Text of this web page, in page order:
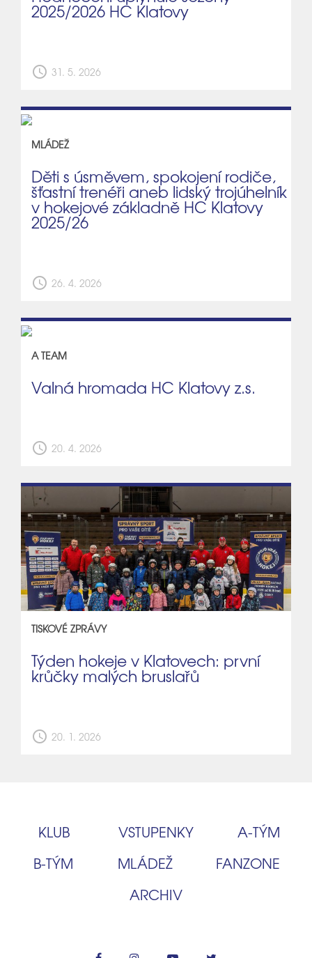
2025/2026 HC Klatovy
schedule 31. 5. 2026
MLÁDEŽ
Děti s úsměvem, spokojení rodiče,
šťastní trenéři aneb lidský trojúhelník
v hokejové základně HC Klatovy
2025/26
schedule 26. 4. 2026
A TEAM
Valná hromada HC Klatovy z.s.
schedule 20. 4. 2026
TISKOVÉ ZPRÁVY
Týden hokeje v Klatovech: první
krůčky malých bruslařů
schedule 20. 1. 2026
KLUB VSTUPENKY
A‑TÝM
B‑TÝM
MLÁDEŽ
FANZONE
ARCHIV